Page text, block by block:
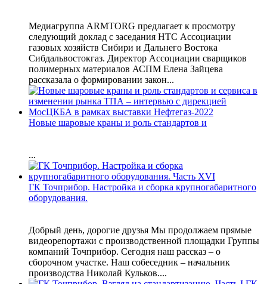
Медиагруппа ARMTORG предлагает к просмотру
следующий доклад с заседания НТС Ассоциации
газовых хозяйств Сибири и Дальнего Востока
Сибдальвостокгаз. Директор Ассоциации сварщиков
полимерных материалов АСПМ Елена Зайцева
рассказала о формировании закон...
Новые шаровые краны и роль стандартов и
...
ГК Точприбор. Настройка и сборка крупногабаритного
оборудования.
Добрый день, дорогие друзья Мы продолжаем прямые
видеорепортажи с производственной площадки Группы
компаний Точприбор. Сегодня наш рассказ – о
сборочном участке. Наш собеседник – начальник
производства Николай Кульков....